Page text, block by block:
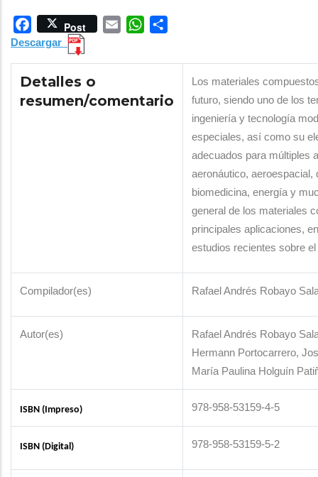
Facebook
Post Email WhatsApp
Descargar
Detalles o
resumen/comentario
Los materiales
futuro, siendo uno de los
ingeniería y tecnología
especiales, así como su
adecuados para múltiples
aeronáutico,
biomedicina, energía y
general de los materiales
principales aplicaciones,
estudios recientes sobre
Compilador(es) Rafael Andrés Robayo
Autor(es)
Rafael Andrés Robayo
Hermann Portocarrero,
María Paulina Holguín
ISBN (Impreso) 978-958-53159-4-5
ISBN (Digital) 978-958-53159-5-2